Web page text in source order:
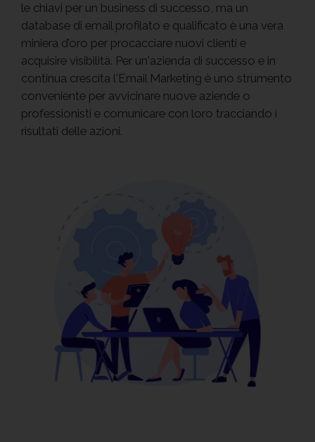
le chiavi per un business di successo, ma un
database di email profilato e qualificato è una vera
miniera d’oro per procacciare nuovi clienti e
acquisire visibilità. Per un'azienda di successo e in
continua crescita l'Email Marketing è uno strumento
conveniente per avvicinare nuove aziende o
professionisti e comunicare con loro tracciando i
risultati delle azioni.